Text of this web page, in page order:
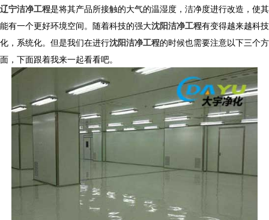
辽宁洁净工程是将其产品所接触的大气的温湿度，洁净度进行改造，使其
能有一个更好环境空间。随着科技的强大沈阳洁净工程有变得越来越科技
化，系统化。但是我们在进行沈阳洁净工程的时候也需要注意以下三个方
面，下面跟着我来一起看看吧。